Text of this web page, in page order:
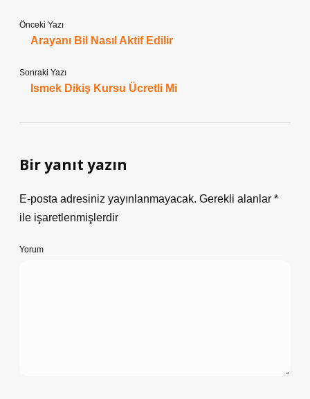
Önceki Yazı
Arayanı Bil Nasıl Aktif Edilir
Sonraki Yazı
Ismek Dikiş Kursu Ücretli Mi
Bir yanıt yazın
E-posta adresiniz yayınlanmayacak. Gerekli alanlar *
ile işaretlenmişlerdir
Yorum